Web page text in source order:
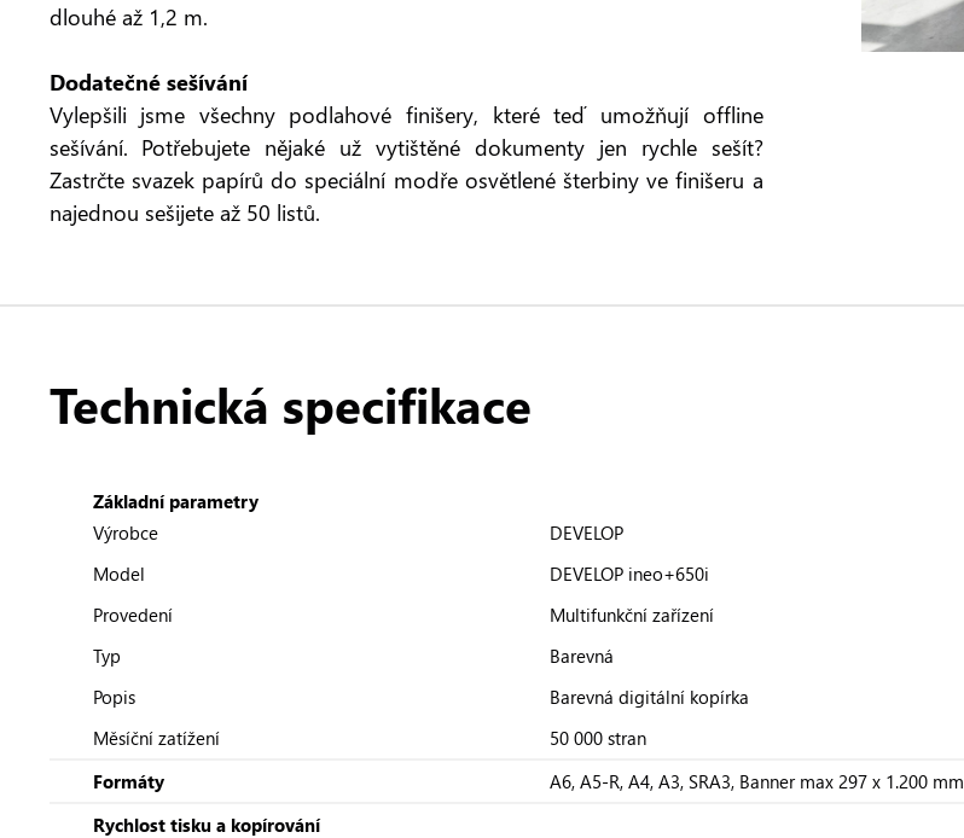
dlouhé až 1,2 m.
Dodatečné sešívání
Vylepšili jsme všechny podlahové finišery, které teď umožňují offline
sešívání. Potřebujete nějaké už vytištěné dokumenty jen rychle sešít?
Zastrčte svazek papírů do speciální modře osvětlené šterbiny ve finišeru a
najednou sešijete až 50 listů.
Technická specifikace
Základní parametry
Výrobce
DEVELOP
Model
DEVELOP ineo+650i
Provedení
Multifunkční zařízení
Typ
Barevná
Popis
Barevná digitální kopírka
Měsíční zatížení
50 000 stran
Formáty
A6, A5-R, A4, A3, SRA3, Banner max 297 x 1.200 mm
Rychlost tisku a kopírování